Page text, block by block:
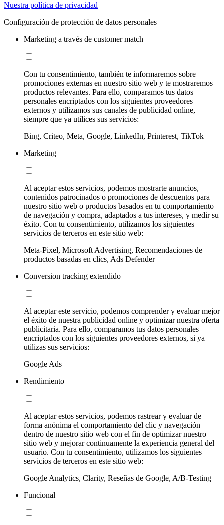
Nuestra política de privacidad
Configuración de protección de datos personales
Marketing a través de customer match
Con tu consentimiento, también te informaremos sobre
promociones externas en nuestro sitio web y te mostraremos
productos relevantes. Para ello, comparamos tus datos
personales encriptados con los siguientes proveedores
externos y utilizamos sus canales de publicidad online,
siempre que ya utilices sus servicios:
Bing, Criteo, Meta, Google, LinkedIn, Printerest, TikTok
Marketing
Al aceptar estos servicios, podemos mostrarte anuncios,
contenidos patrocinados o promociones de descuentos para
nuestro sitio web o productos basados en tu comportamiento
de navegación y compra, adaptados a tus intereses, y medir su
éxito. Con tu consentimiento, utilizamos los siguientes
servicios de terceros en este sitio web:
Meta-Pixel, Microsoft Advertising, Recomendaciones de
productos basadas en clics, Ads Defender
Conversion tracking extendido
Al aceptar este servicio, podemos comprender y evaluar mejor
el éxito de nuestra publicidad online y optimizar nuestra oferta
publicitaria. Para ello, comparamos tus datos personales
encriptados con los siguientes proveedores externos, si ya
utilizas sus servicios:
Google Ads
Rendimiento
Al aceptar estos servicios, podemos rastrear y evaluar de
forma anónima el comportamiento del clic y navegación
dentro de nuestro sitio web con el fin de optimizar nuestro
sitio web y mejorar continuamente la experiencia general del
usuario. Con tu consentimiento, utilizamos los siguientes
servicios de terceros en este sitio web:
Google Analytics, Clarity, Reseñas de Google, A/B-Testing
Funcional